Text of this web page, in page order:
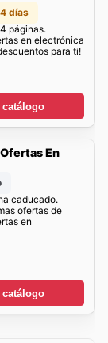
días
páginas.
en electrónica
para ti!
En
caducado.
ofertas de
en